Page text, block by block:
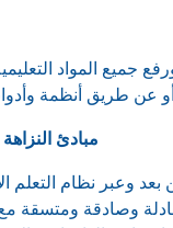
جميع المواد
مبادئ النزاهة
وعبر نظام التعلم
وصادقة ومتسقة مع